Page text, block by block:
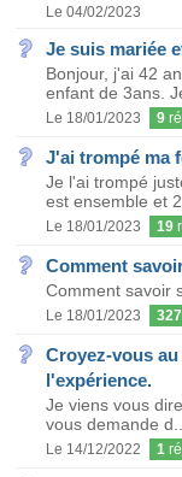
Le 04/02/2023
Je suis mariée
Bonjour, j'ai 42
enfant de 3ans.
Le 18/01/2023 9
J'ai trompé ma
Je l'ai trompé
est ensemble et
Le 18/01/2023 19
Comment
Comment savoir
Le 18/01/2023 327
Croyez-vous
l'expérience.
Je viens vous
vous demande d...
Le 14/12/2022 1